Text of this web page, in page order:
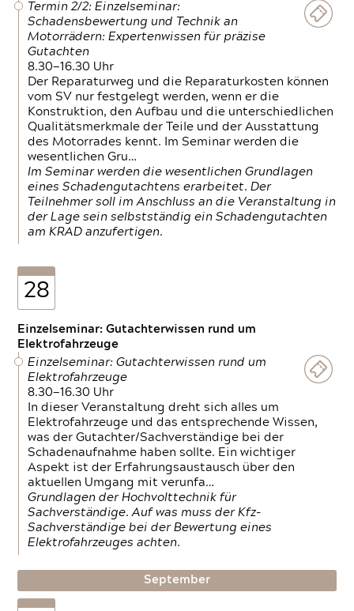
Termin 2/2: Einzelseminar:
Schadensbewertung und Technik an
Motorrädern: Expertenwissen für präzise
Gutachten
8.30—16.30 Uhr
Der Reparaturweg und die Reparaturkosten können
vom SV nur festgelegt werden, wenn er die
Konstruktion, den Aufbau und die unterschiedlichen
Qualitätsmerkmale der Teile und der Ausstattung
des Motorrades kennt. Im Seminar werden die
wesentlichen Gru…
Im Seminar werden die wesentlichen Grundlagen
eines Schadengutachtens erarbeitet. Der
Teilnehmer soll im Anschluss an die Veranstaltung in
der Lage sein selbstständig ein Schadengutachten
am KRAD anzufertigen.
28
Einzelseminar: Gutachterwissen rund um
Elektrofahrzeuge
Einzelseminar: Gutachterwissen rund um
Elektrofahrzeuge
8.30—16.30 Uhr
In dieser Veranstaltung dreht sich alles um
Elektrofahrzeuge und das entsprechende Wissen,
was der Gutachter/Sachverständige bei der
Schadenaufnahme haben sollte. Ein wichtiger
Aspekt ist der Erfahrungsaustausch über den
aktuellen Umgang mit verunfa…
Grundlagen der Hochvolttechnik für
Sachverständige. Auf was muss der Kfz-
Sachverständige bei der Bewertung eines
Elektrofahrzeuges achten.
September